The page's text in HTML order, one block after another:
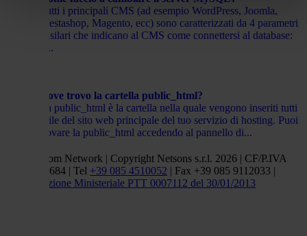
Tutti i principali CMS (ad esempio WordPress, Joomla,
Prestashop, Magento, ecc) sono caratterizzati da 4 parametri
basilari che indicano al CMS come connettersi al database:
il...
Dove trovo la cartella public_html?
La public_html è la cartella nella quale vengono inseriti tutti
i file del sito web principale del tuo servizio di hosting. Puoi
trovare la public_html accedendo al pannello di...
Netsons.com Network | Copyright Netsons s.r.l. 2026 | CF/P.IVA
01838660684 | Tel +39 085 4510052 | Fax +39 085 9112033 |
Autorizzazione Ministeriale PTT 0007112 del 30/01/2013